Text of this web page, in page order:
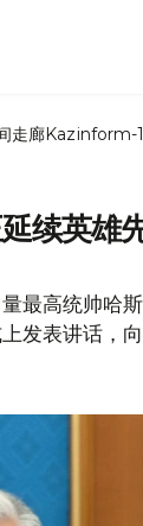
走廊Kazinform-
续英雄
最高统帅哈
发表讲话，